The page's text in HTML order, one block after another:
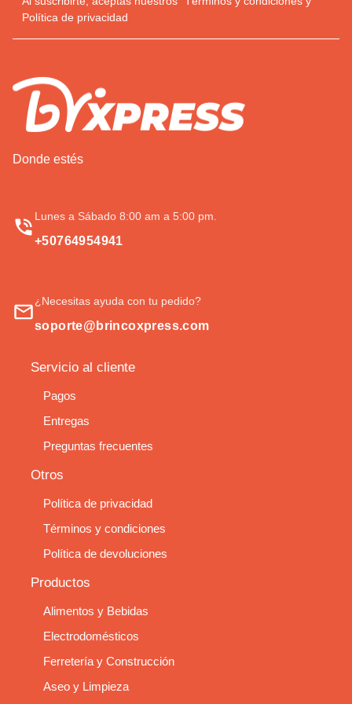
Política de privacidad
Donde estés
Lunes a Sábado 8:00 am a 5:00 pm.
+50764954941
¿Necesitas ayuda con tu pedido?
soporte@brincoxpress.com
Servicio al cliente
Pagos
Entregas
Preguntas frecuentes
Otros
Política de privacidad
Términos y condiciones
Política de devoluciones
Productos
Alimentos y Bebidas
Electrodomésticos
Ferretería y Construcción
Aseo y Limpieza